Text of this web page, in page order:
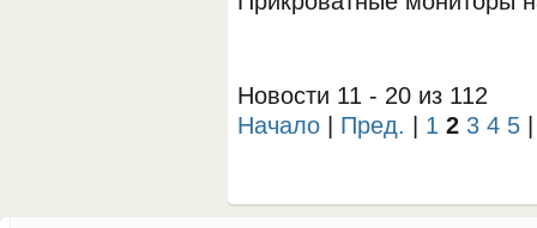
Новости 11 - 20 из 112
Начало
Пред. 1 2 3 4 5